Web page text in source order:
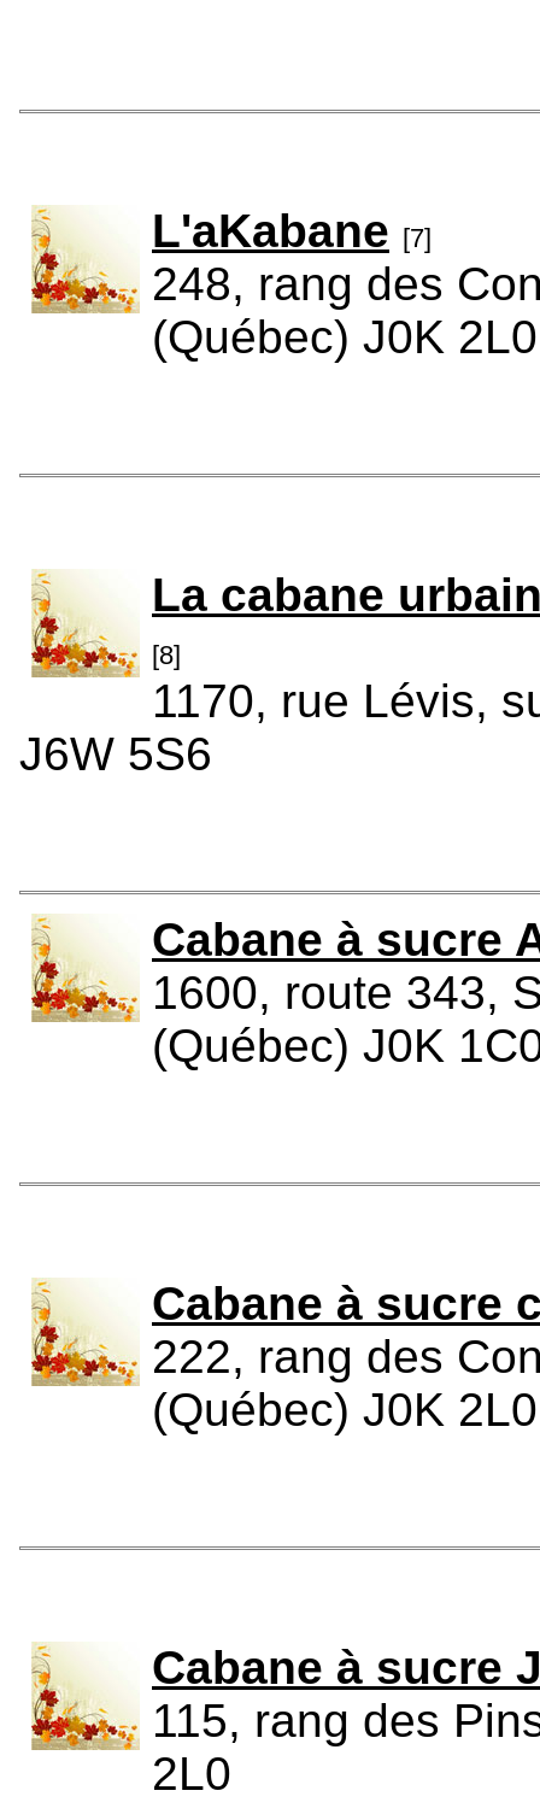
L'aKabane [7]
248, rang des
(Québec) J0K 2L0
La cabane
[8]
1170, rue Lévis,
J6W 5S6
Cabane à sucre
1600, route 343,
(Québec) J0K
Cabane à sucre
222, rang des
(Québec) J0K 2L0
Cabane à sucre
115, rang des
2L0